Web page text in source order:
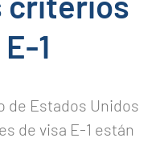
1
de Estados Unidos
de visa E-1 están